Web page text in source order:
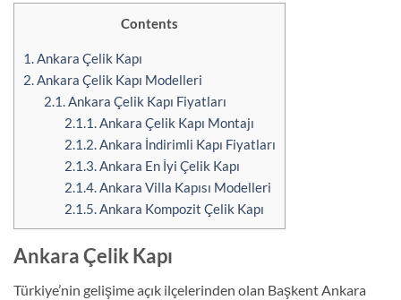
Contents
1.Ankara Çelik Kapı
2.Ankara Çelik Kapı Modelleri
2.1.Ankara Çelik Kapı Fiyatları
2.1.1.Ankara Çelik Kapı Montajı
2.1.2.Ankara İndirimli Kapı Fiyatları
2.1.3.Ankara En İyi Çelik Kapı
2.1.4.Ankara Villa Kapısı Modelleri
2.1.5.Ankara Kompozit Çelik Kapı
Ankara Çelik Kapı
Türkiye’nin gelişime açık ilçelerinden olan Başkent Ankara